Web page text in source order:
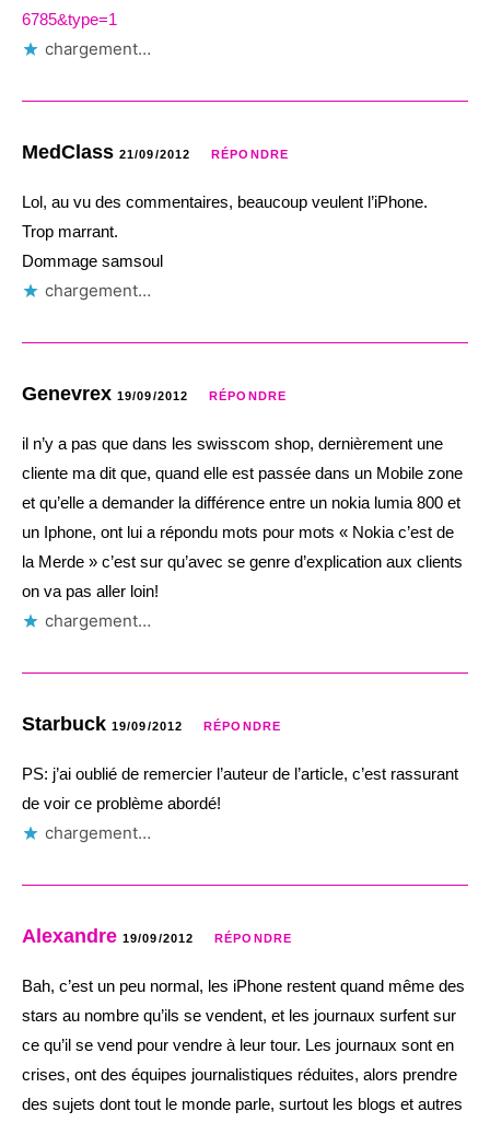
6785&type=1
chargement…
MedClass 21/09/2012 RÉPONDRE
Lol, au vu des commentaires, beaucoup veulent l’iPhone.
Trop marrant.
Dommage samsoul
chargement…
Genevrex 19/09/2012 RÉPONDRE
il n’y a pas que dans les swisscom shop, dernièrement une
cliente ma dit que, quand elle est passée dans un Mobile zone
et qu’elle a demander la différence entre un nokia lumia 800 et
un Iphone, ont lui a répondu mots pour mots « Nokia c’est de
la Merde » c’est sur qu’avec se genre d’explication aux clients
on va pas aller loin!
chargement…
Starbuck 19/09/2012 RÉPONDRE
PS: j’ai oublié de remercier l’auteur de l’article, c’est rassurant
de voir ce problème abordé!
chargement…
Alexandre 19/09/2012 RÉPONDRE
Bah, c’est un peu normal, les iPhone restent quand même des
stars au nombre qu’ils se vendent, et les journaux surfent sur
ce qu’il se vend pour vendre à leur tour. Les journaux sont en
crises, ont des équipes journalistiques réduites, alors prendre
des sujets dont tout le monde parle, surtout les blogs et autres